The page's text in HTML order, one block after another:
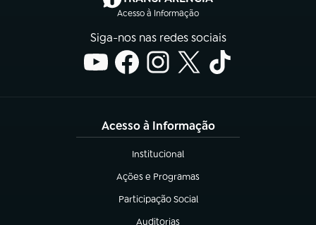
Acesso à Informação
Siga-nos nas redes sociais
Acesso à Informação
Institucional
(abre em nova aba)
Ações e Programas
(abre em nova aba)
Participação Social
(abre em nova aba)
Auditorias